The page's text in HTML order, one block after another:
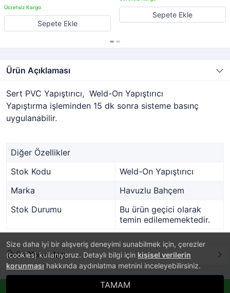
Size daha iyi bir alışveriş deneyimi sunabilmek için, çerezler
(cookies) kullanıyoruz. Detaylı bilgi için kişisel verilerin
korunması hakkında aydınlatma metnini inceleyebilirsiniz.
TAMAM
Sepete Ekle
Sepete Ekle
Ürün Açıklaması
Sert PVC Yapıştırıcı, Weld-On Yapıştırıcı
Yapıştırma işleminden 15 dk sonra sisteme basınç
uygulanabilir.
Diğer Özellikler
Stok Kodu
Weld-On Yapıştırıcı
Marka
Havuzlu Bahçem
Stok Durumu
Bu ürün geçici olarak
temin edilememektedir.
Ürün Yorumları
E-Ticaret Sistemi
Whatsappla Sipariş Ver!